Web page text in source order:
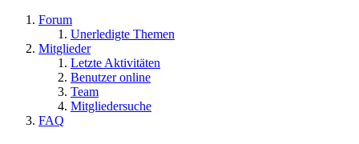
Forum
Unerledigte Themen
Mitglieder
Letzte Aktivitäten
Benutzer online
Team
Mitgliedersuche
FAQ